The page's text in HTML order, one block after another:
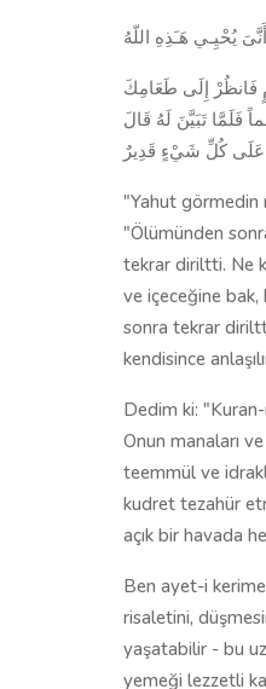
فَانظُرْ إِلَى طَعَامِكَ
فَلَمَّا تَبَيَّنَ لَهُ قَالَ
عَلَى كُلِّ شَيْءٍ قَدِيرٌ
"Yahut görmedin
"Ölümünden
tekrar diriltti. Ne
ve içeceğine bak,
sonra tekrar
kendisince
Dedim ki:
Onun manaları
teemmül ve
kudret tezahür
açık bir havada
Ben ayet-i
risaletini,
yaşatabilir - bu
yemeği lezzetli